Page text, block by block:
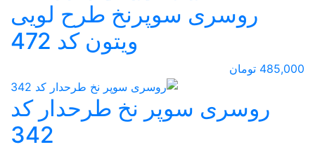
روسری سوپرنخ طرح لویی
ویتون کد 472
485,000 تومان
روسری سوپر نخ طرحدار کد
342